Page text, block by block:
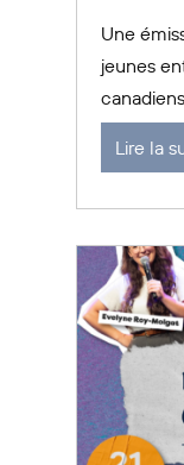
Une
jeunes
Lire la